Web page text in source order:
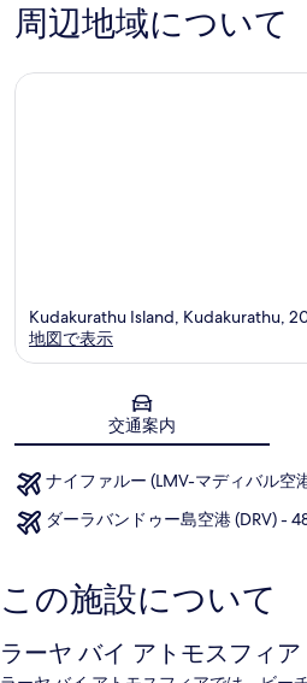
ト
ラ
ス
件
の
コ
周辺地域について
Kudakurathu Island, Kudakurathu,
地図で表示
交通案内
ナイファルー (LMV-マディバル空
ダーラバンドゥー島空港 (DRV) -
この施設について
ラーヤ バイ アトモスフィア